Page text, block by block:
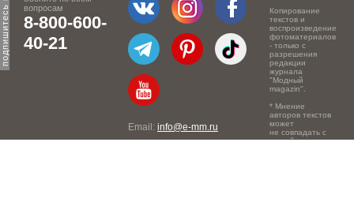
вопросам
8-800-600-
40-21
Email: info@e-mm.ru
Копирование
текстов и
воспроизведение
фотоматериалов
- только с
разрешения
редакции
журнала
"Модный
magazin".
* Мнение
авторов текстов
может
не совпадать с
точкой зрения